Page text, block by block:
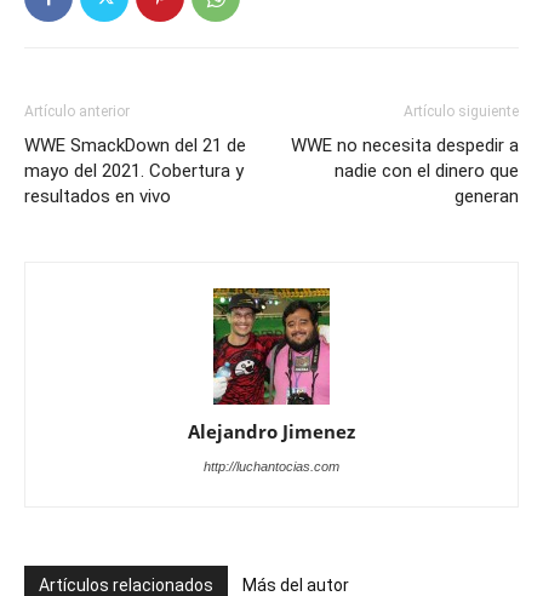
Artículo anterior
WWE SmackDown del 21 de
mayo del 2021. Cobertura y
resultados en vivo
Artículo siguiente
WWE no necesita despedir a
nadie con el dinero que
generan
Alejandro Jimenez
http://luchantocias.com
Artículos relacionados Más del autor